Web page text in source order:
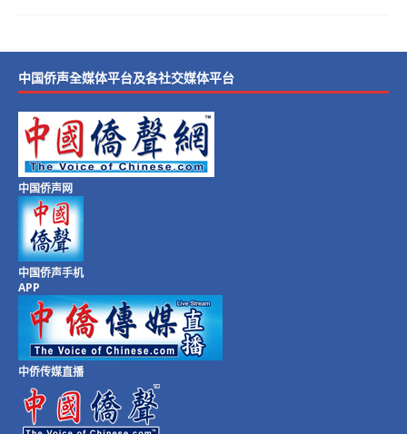
中国侨声全媒体平台及各社交媒体平台
中国侨声网
中国侨声手机
APP
中侨传媒直播